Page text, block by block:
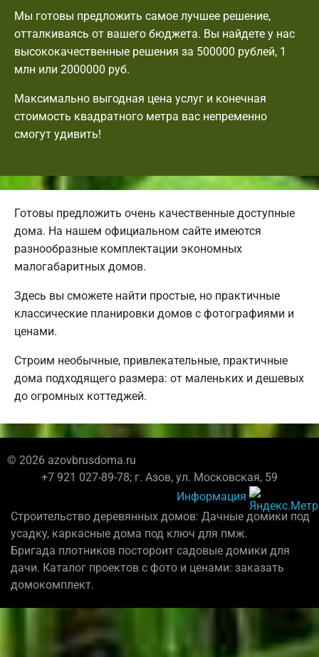
Мы готовы предложить самое лучшее решение,
отталкиваясь от вашего бюджета. Вы найдете у нас
высококачественные решения за 500000 рублей, 1
млн или 2000000 руб.
Максимально выгодная цена услуг и конечная
стоимость квадратного метра вас непременно
смогут удивить!
Готовы предложить очень качественные доступные
дома. На нашем официальном сайте имеются
разнообразные комплектации экономных
малогабаритных домов.
Здесь вы сможете найти простые, но практичные
классические планировки домов с фотографиями и
ценами.
Строим необычные, привлекательные, практичные
дома подходящего размера: от маленьких и дешевых
до огромных коттеджей.
© 2026 azovbrusdoma.ru
+7 921 027-89-78; г. Азов, ул. Московская, 59
Информация
Строительство деревянных домов: Дачные домики под
усадку, каркасные дома под ключ для пмж.
Бригада плотников постороит садовые домики для
дачи. Каталог проектов с фото и ценами: заказать
домокомплект.